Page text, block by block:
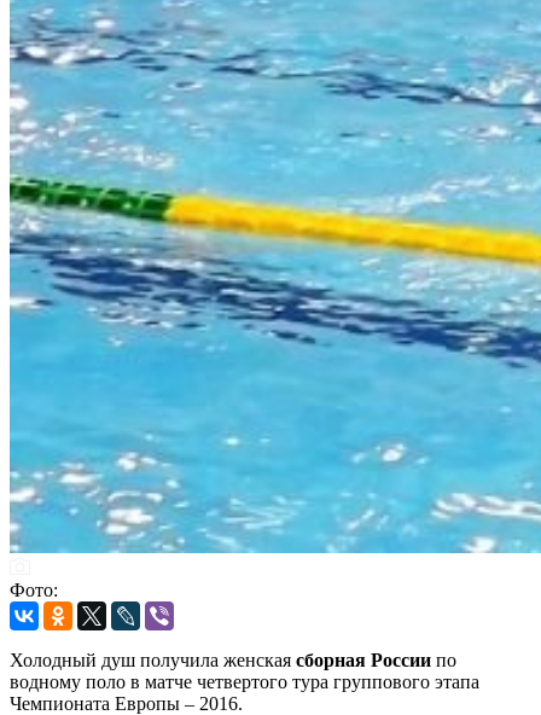
Фото:
Холодный душ получила женская сборная России по
водному поло в матче четвертого тура группового этапа
Чемпионата Европы – 2016.